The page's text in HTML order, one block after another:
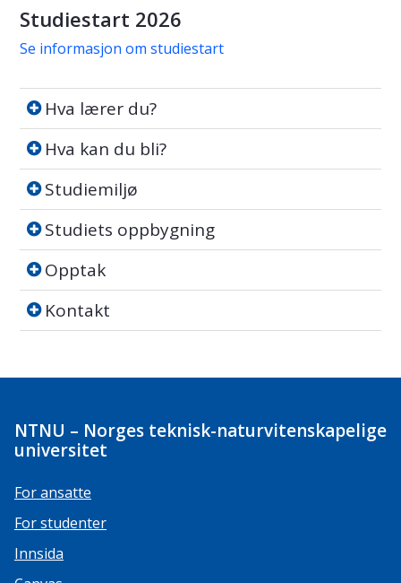
Studiestart 2026
Se informasjon om studiestart
Hva lærer du?
Hva lærer du?
Hva kan du bli?
Hva kan du bli?
Studiemiljø
Studiemiljø
Studiets oppbygning
Studiets oppbygning
Opptak
Opptak
Kontakt
Kontakt
NTNU – Norges teknisk-naturvitenskapelige
universitet
For ansatte
For studenter
Innsida